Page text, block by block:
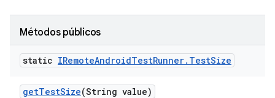
Métodos públicos
static IRemoteAndroidTestRunner. TestSize
getTestSize(String value)